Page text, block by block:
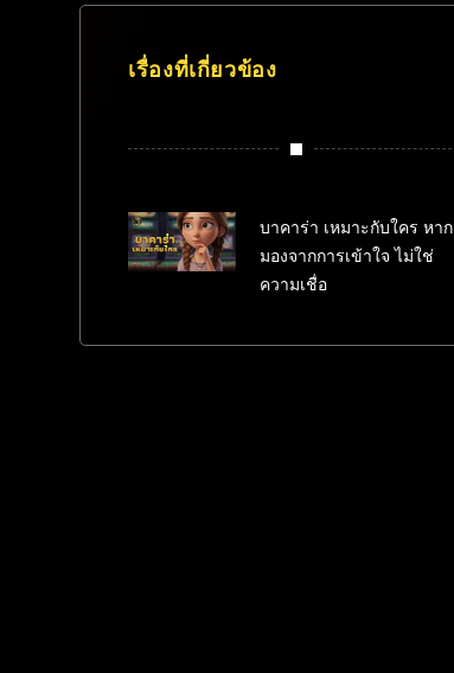
เรื่องที่เกี่ยวข้อง
บาคาร่า เหมาะกับใคร หาก
มองจากการเข้าใจ ไม่ใช่
ความเชื่อ